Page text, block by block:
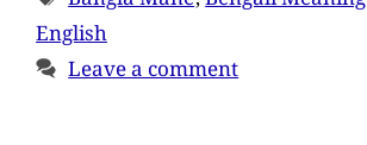
English
Leave a comment